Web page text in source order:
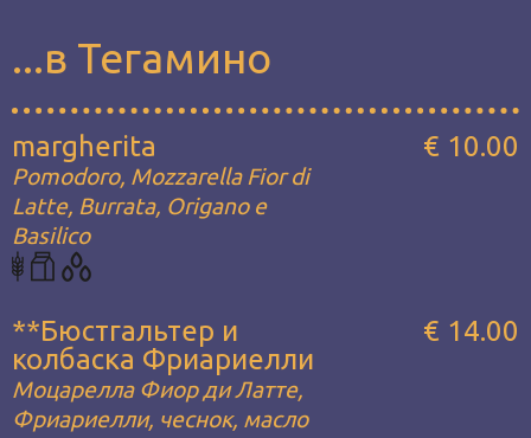
...в Тегамино
margherita
Pomodoro, Mozzarella Fior di
Latte, Burrata, Origano e
Basilico
€ 10.00
**Бюстгальтер и
колбаска Фриариелли
Моцарелла Фиор ди Латте,
Фриариелли, чеснок, масло
€ 14.00